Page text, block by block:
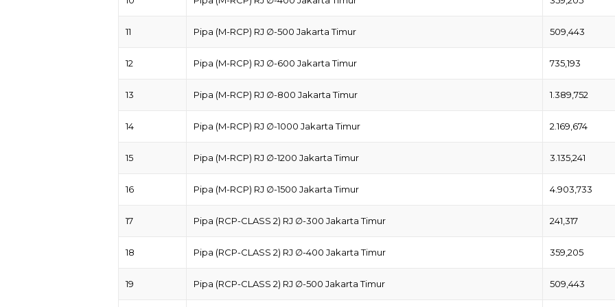
11 Pipa (M-RCP) RJ ∅-500 Jakarta Timur 509,443
12 Pipa (M-RCP) RJ ∅-600 Jakarta Timur 735,193
13 Pipa (M-RCP) RJ ∅-800 Jakarta Timur 1.389,752
14 Pipa (M-RCP) RJ ∅-1000 Jakarta Timur 2.169,674
15 Pipa (M-RCP) RJ ∅-1200 Jakarta Timur 3.135,241
16 Pipa (M-RCP) RJ ∅-1500 Jakarta Timur 4.903,733
17 Pipa (RCP-CLASS 2) RJ ∅-300 Jakarta Timur 241,317
18 Pipa (RCP-CLASS 2) RJ ∅-400 Jakarta Timur 359,205
19 Pipa (RCP-CLASS 2) RJ ∅-500 Jakarta Timur 509,443